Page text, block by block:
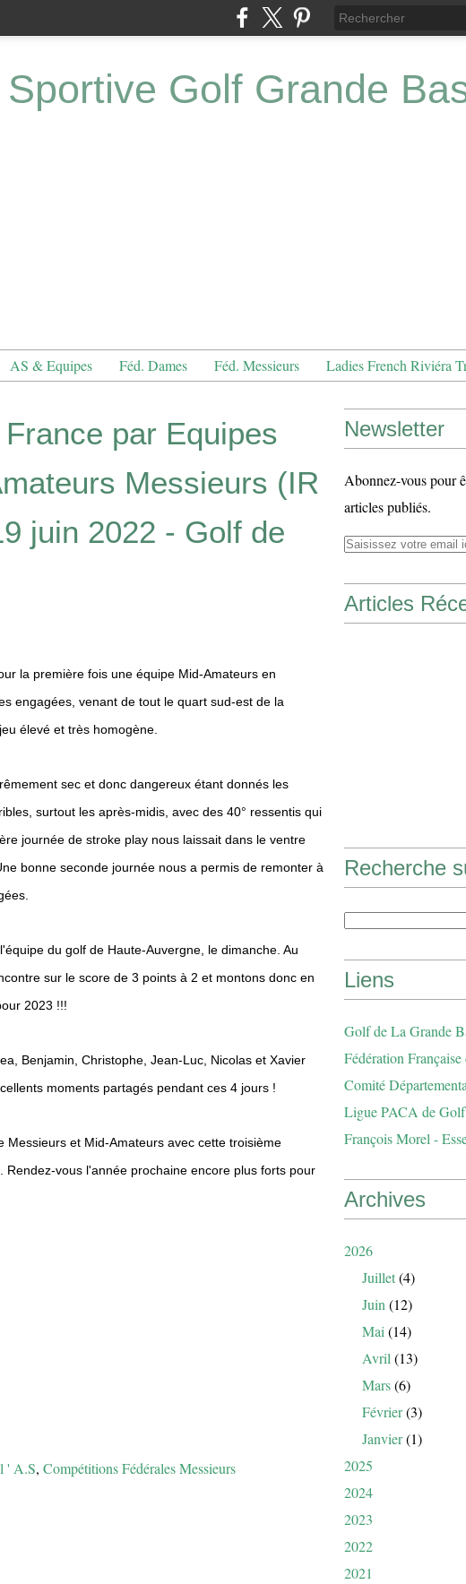
Golf Grande
AS & Equipes Féd. Dames Féd. Messieurs Ladies French Riviéra
par Equipes
Messieurs (IR
juin 2022 - Golf de
la première fois une équipe Mid-Amateurs en
engagées, venant de tout le quart sud-est de la
élevé et très homogène.
sec et donc dangereux étant donnés les
surtout les après-midis, avec des 40° ressentis qui
journée de stroke play nous laissait dans le ventre
bonne seconde journée nous a permis de remonter à
du golf de Haute-Auvergne, le dimanche. Au
sur le score de 3 points à 2 et montons donc en
2023 !!!
Benjamin, Christophe, Jean-Luc, Nicolas et Xavier
moments partagés pendant ces 4 jours !
Messieurs et Mid-Amateurs avec cette troisième
vous l'année prochaine encore plus forts pour
' A.S, Compétitions Fédérales Messieurs
Newsletter
Abonnez-vous pour
articles publiés.
Articles
Recherche
Liens
Golf de La Grande
Fédération
Comité
Ligue PACA de Golf
François Morel -
Archives
2026
Juillet(4)
Juin (12)
Mai (14)
Avril (13)
Mars(6)
Février(3)
Janvier(1)
2025
2024
2023
2022
2021